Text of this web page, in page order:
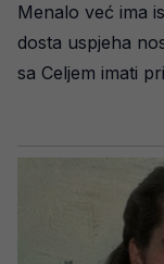
Menalo već ima
dosta uspjeha
sa Celjem imati